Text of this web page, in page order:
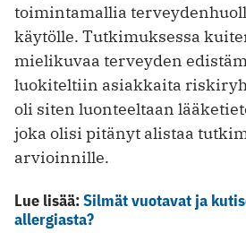
toimintamallia
käytölle. Tutkimuksessa
mielikuvaa terveyden
luokiteltiin asiakkaita
oli siten luonteeltaan
joka olisi pitänyt alistaa
arvioinnille.
Lue lisää:Silmät vuotavat ja
allergiasta?